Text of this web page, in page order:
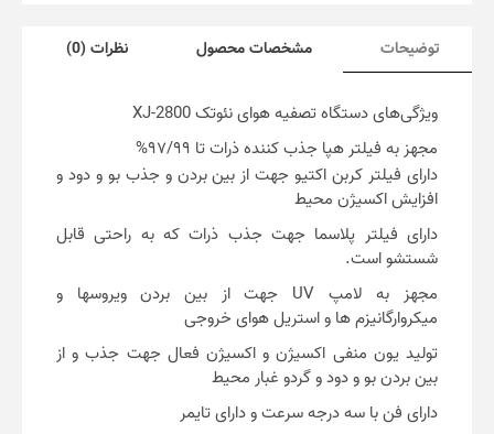
توضیحات مشخصات محصول نظرات (0)
ویژگی‌های دستگاه تصفیه هوای نئوتک XJ-2800
مجهز به فیلتر هپا جذب کننده ذرات تا ۹۷/۹۹%
دارای فیلتر کربن اکتیو جهت از بین بردن و جذب بو و دود و
افزایش اکسیژن محیط
دارای فیلتر پلاسما جهت جذب ذرات که به راحتی قابل
شستشو است.
مجهز به لامپ UV جهت از بین بردن ویروسها و
میکروارگانیزم ها و استریل هوای خروجی
تولید یون منفی اکسیژن و اکسیژن فعال جهت جذب و از
بین بردن بو و دود و گردو غبار محیط
دارای فن با سه درجه سرعت و دارای تایمر